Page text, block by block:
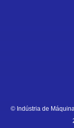
© Indústria de